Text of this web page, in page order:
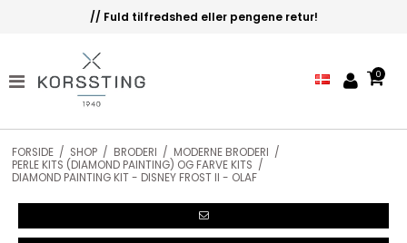
// Fuld tilfredshed eller pengene retur!
0
FORSIDE / SHOP / BRODERI / MODERNE BRODERI /
PERLE KITS (DIAMOND PAINTING) OG FARVE KITS /
DIAMOND PAINTING KIT - DISNEY FROST II - OLAF